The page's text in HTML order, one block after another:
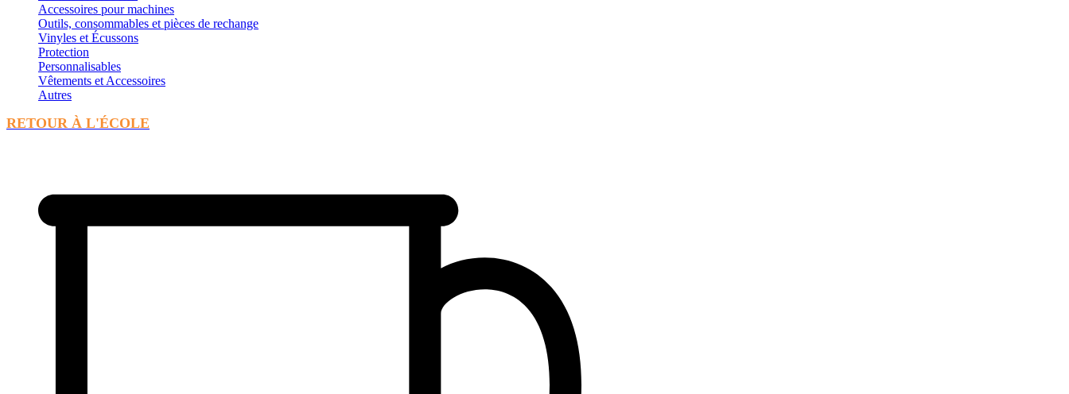
Accessoires pour machines
Outils, consommables et pièces de rechange
Vinyles et Écussons
Protection
Personnalisables
Vêtements et Accessoires
Autres
RETOUR À L'ÉCOLE